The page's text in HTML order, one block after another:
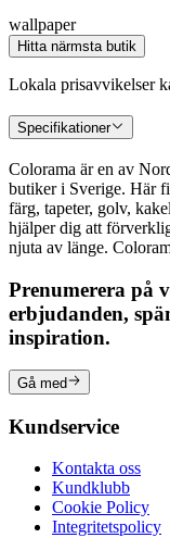
wallpaper
Hitta närmsta butik
Lokala prisavvikelser
Specifikationer
Colorama är en av
butiker i Sverige. Här
färg, tapeter, golv,
hjälper dig att
njuta av länge.
Prenumerera på
erbjudanden,
inspiration.
Gå med
Kundservice
Kontakta oss
Kundklubb
Cookie Policy
Integritetspolicy